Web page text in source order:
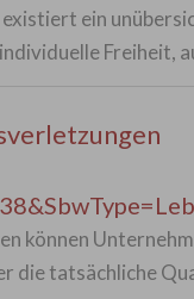
ein
Freiheit,
können
die tatsächliche